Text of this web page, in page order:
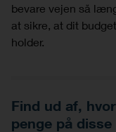
bevare vejen så
at sikre, at dit
holder.
Find ud af,
penge på